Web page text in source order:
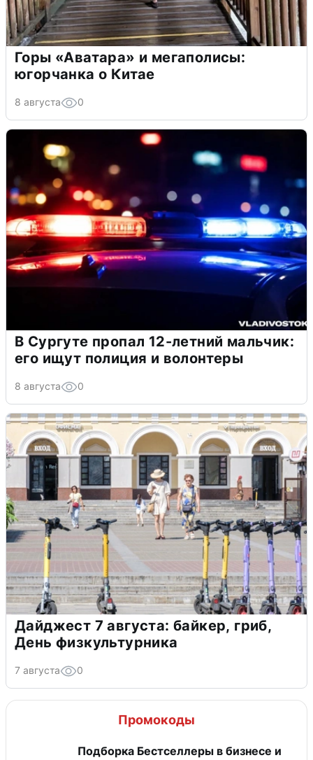
Горы «Аватара» и мегаполисы:
югорчанка о Китае
8 августа 0
В Сургуте пропал 12-летний мальчик:
его ищут полиция и волонтеры
8 августа 0
Дайджест 7 августа: байкер, гриб,
День физкультурника
7 августа 0
Промокоды
Подборка Бестселлеры в бизнесе и